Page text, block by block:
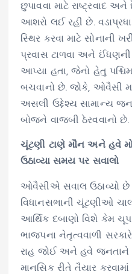
છુપાવવા માટે રાષ્ટ્રવાદ
આશરો લઈ રહી છે.
સ્થિર કરવા માટે સોનાની
પ્રવાસ ટાળવા અને
આપ્યા હતા, જેનો હેતુ
બચવાનો છે. જોકે, ઓવૈસી
અસલી ઉદ્દેશ્ય સામાન્ય
બોજને વાજબી ઠેરવવાનો છે.
ચૂંટણી ટાણે મૌન અને હવે
ઉઠાવ્યા સમય પર સવાલો
ઓવૈસીએ સવાલ ઉઠાવ્યો
વિધાનસભાની ચૂંટણીઓ
આર્થિક દબાણો વિશે કેમ
ભાજપના નેતૃત્વવાળી
રાહ જોઈ અને હવે જનતાને
માનસિક રીતે તૈયાર